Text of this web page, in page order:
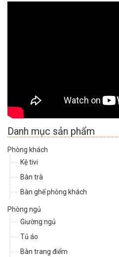
Danh mục sản phẩm
Phòng khách
Kệ tivi
Bàn trà
Bàn ghế phòng khách
Phòng ngủ
Giường ngủ
Tủ áo
Bàn trang điểm